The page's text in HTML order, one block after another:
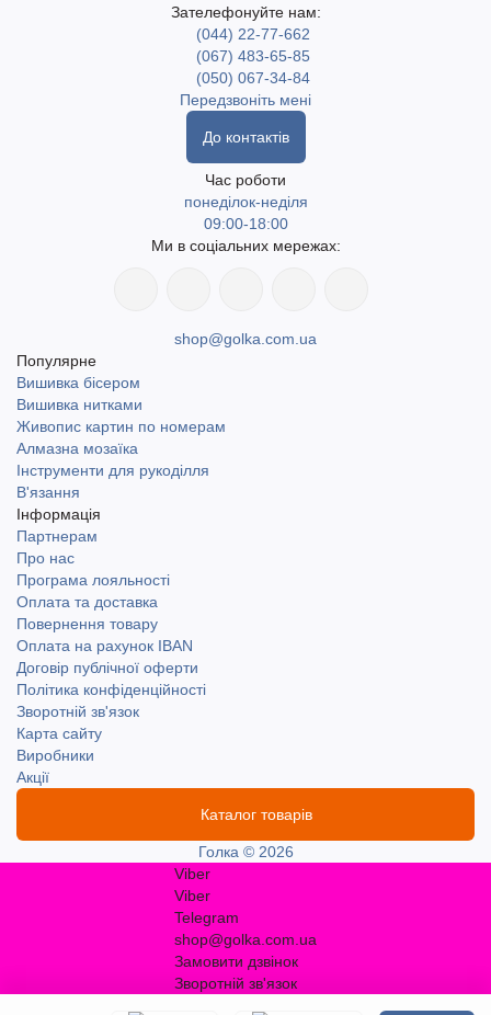
Зателефонуйте нам:
(044) 22-77-662
(067) 483-65-85
(050) 067-34-84
Передзвоніть мені
До контактів
Час роботи
понеділок-неділя
09:00-18:00
Ми в соціальних мережах:
shop@golka.com.ua
Популярне
Вишивка бісером
Вишивка нитками
Живопис картин по номерам
Алмазна мозаїка
Інструменти для рукоділля
В'язання
Інформація
Партнерам
Про нас
Програма лояльності
Оплата та доставка
Повернення товару
Оплата на рахунок IBAN
Договір публічної оферти
Політика конфіденційності
Зворотній зв'язок
Карта сайту
Виробники
Акції
Каталог товарів
Голка © 2026
Viber
Viber
Telegram
shop@golka.com.ua
Замовити дзвінок
Зворотній зв'язок